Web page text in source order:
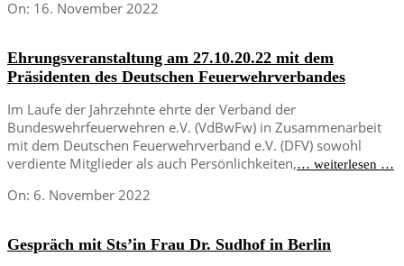
2022-
On: 16. November 2022
Ehrungsveranstaltung am 27.10.20.22 mit dem
Präsidenten des Deutschen Feuerwehrverbandes
Im Laufe der Jahrzehnte ehrte der Verband der
Bundeswehrfeuerwehren e.V. (VdBwFw) in Zusammenarbeit
mit dem Deutschen Feuerwehrverband e.V. (DFV) sowohl
verdiente Mitglieder als auch Persönlichkeiten,… weiterlesen …
2022-
On: 6. November 2022
Gespräch mit Sts’in Frau Dr. Sudhof in Berlin